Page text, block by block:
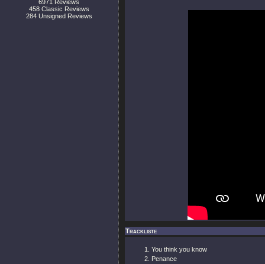
6971 Reviews
458 Classic Reviews
284 Unsigned Reviews
Trackliste
You think you know
Penance